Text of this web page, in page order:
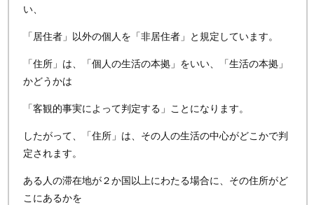
い、
「居住者」以外の個人を「非居住者」と規定しています。
「住所」は、「個人の生活の本拠」をいい、「生活の本拠」
かどうかは
「客観的事実によって判定する」ことになります。
したがって、「住所」は、その人の生活の中心がどこかで判
定されます。
ある人の滞在地が２か国以上にわたる場合に、その住所がど
こにあるかを